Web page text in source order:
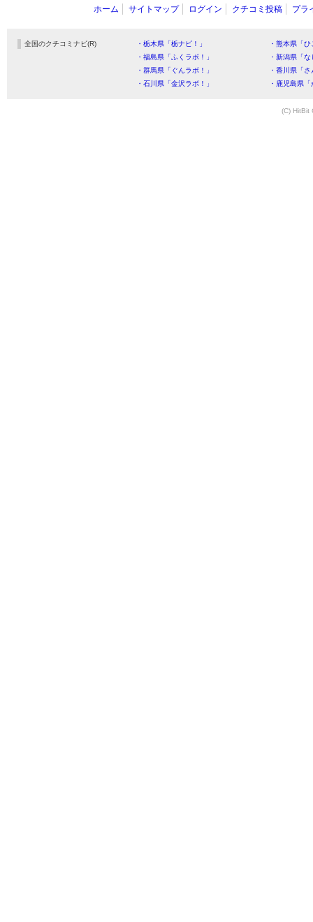
ホーム サイトマップ ログイン クチコミ投稿 プラ
全国のクチコミナビ(R) ・栃木県「栃ナビ！」
・熊本県「
・福島県「ふくラボ！」
・新潟県「
・群馬県「ぐんラボ！」
・香川県「
・石川県「金沢ラボ！」
・鹿児島県
(C) HitBit